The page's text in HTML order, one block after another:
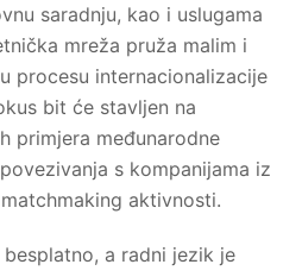
saradnju, kao i uslugama
mreža pruža malim i
procesu internacionalizacije
bit će stavljen na
primjera međunarodne
s kompanijama iz
aktivnosti.
a radni jezik je